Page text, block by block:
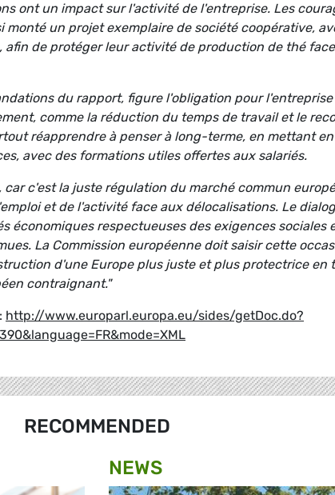
ont un impact sur l'activité de l'entreprise. Les
monté un projet exemplaire de société coopérative,
afin de protéger leur activité de production de thé
du rapport, figure l'obligation pour
comme la réduction du temps de travail et le
réapprendre à penser à long-terme, en mettant
avec des formations utiles offertes aux salariés.
car c'est la juste régulation du marché commun
et de l'activité face aux délocalisations. Le
économiques respectueuses des exigences sociales
La Commission européenne doit saisir cette
d'une Europe plus juste et plus protectrice en
contraignant."
http://www.europarl.europa.eu/sides/getDoc.do?
RECOMMENDED
NEWS